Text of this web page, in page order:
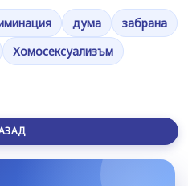
дума
забрана
Хомосексуализъм